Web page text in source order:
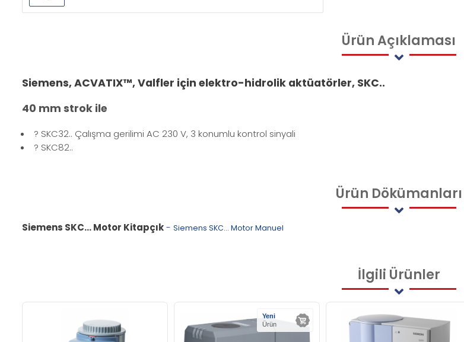
ÜrünAçıklaması
Siemens, ACVATIX™,Valfler için elektro-hidrolik aktüatörler, SKC..
40 mm strok ile
? SKC32.. Çalışma gerilimi AC 230 V, 3 konumlu kontrol sinyali
? SKC82..
Ürün Dökümanları
Siemens SKC... Motor Kitapçık- Siemens SKC... Motor Manuel
İlgili Ürünler
Yeni
Ürün